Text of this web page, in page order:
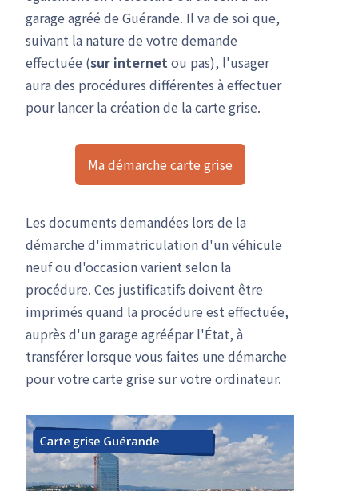
garage agréé de Guérande. Il va de soi que,
suivant la nature de votre demande
effectuée (sur internetou pas), l'usager
aura des procédures différentes à effectuer
pour lancer la création de la carte grise.
Ma démarche carte grise
Les documents demandées lors de la
démarche d'immatriculation d'un véhicule
neuf ou d'occasion varient selon la
procédure. Ces justificatifs doivent être
imprimés quand la procédure est effectuée,
auprès d'un garage agréépar l'État, à
transférer lorsque vous faites une démarche
pour votre carte grise sur votre ordinateur.